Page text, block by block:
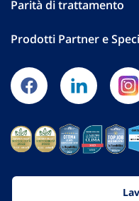
Parità di trattamento
Prodotti Partner e